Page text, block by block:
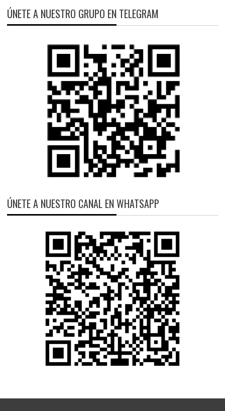
ÚNETE A NUESTRO GRUPO EN TELEGRAM
ÚNETE A NUESTRO CANAL EN WHATSAPP